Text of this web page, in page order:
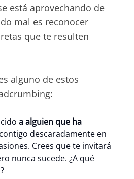
está aprovechando de
mal es reconocer
que te resulten
alguno de estos
a alguien que ha
descaradamente en
Crees que te invitará
nunca sucede. ¿A qué